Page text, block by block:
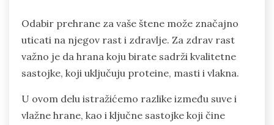
Odabir prehrane za vaše štene može značajno
uticati na njegov rast i zdravlje. Za zdrav rast
važno je da hrana koju birate sadrži kvalitetne
sastojke, koji uključuju proteine, masti i vlakna.
U ovom delu istražićemo razlike između suve i
vlažne hrane, kao i ključne sastojke koji čine